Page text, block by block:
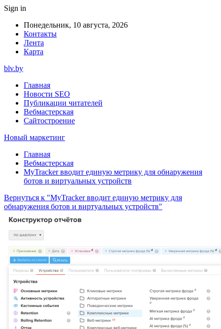
Sign in
Понедельник, 10 августа, 2026
Контакты
Лента
Карта
blv.by
Главная
Новости SEO
Публикации читателей
Вебмастерская
Сайтостроение
Новый маркетинг
Главная
Вебмастерская
MyTracker вводит единую метрику для обнаружения
ботов и виртуальных устройств
Вернуться к "MyTracker вводит единую метрику для
обнаружения ботов и виртуальных устройств"